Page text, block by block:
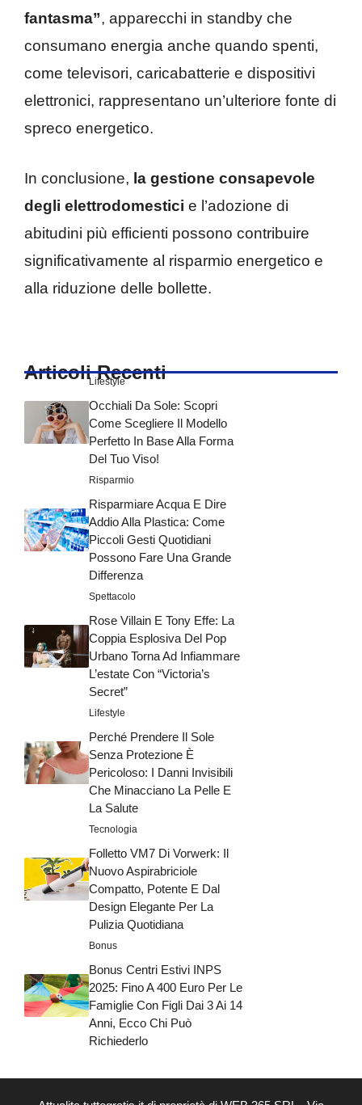
fantasma”, apparecchi in standby che
consumano energia anche quando spenti,
come televisori, caricabatterie e dispositivi
elettronici, rappresentano un’ulteriore fonte di
spreco energetico.
In conclusione, la gestione consapevole
degli elettrodomestici e l’adozione di
abitudini più efficienti possono contribuire
significativamente al risparmio energetico e
alla riduzione delle bollette.
Articoli Recenti
Lifestyle
Occhiali Da Sole: Scopri
Come Scegliere Il Modello
Perfetto In Base Alla Forma
Del Tuo Viso!
Risparmio
Risparmiare Acqua E Dire
Addio Alla Plastica: Come
Piccoli Gesti Quotidiani
Possono Fare Una Grande
Differenza
Spettacolo
Rose Villain E Tony Effe: La
Coppia Esplosiva Del Pop
Urbano Torna Ad Infiammare
L’estate Con “Victoria’s
Secret”
Lifestyle
Perché Prendere Il Sole
Senza Protezione È
Pericoloso: I Danni Invisibili
Che Minacciano La Pelle E
La Salute
Tecnologia
Folletto VM7 Di Vorwerk: Il
Nuovo Aspirabriciole
Compatto, Potente E Dal
Design Elegante Per La
Pulizia Quotidiana
Bonus
Bonus Centri Estivi INPS
2025: Fino A 400 Euro Per Le
Famiglie Con Figli Dai 3 Ai 14
Anni, Ecco Chi Può
Richiederlo